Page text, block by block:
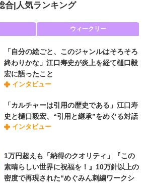
合 人気ランキング
ウィークリー
「自分の絵ごと、このジャンルはそろそろ
終わりかな」江口寿史が炎上を経て樋口毅
宏に語ったこと
インタビュー
「カルチャーは引用の歴史である」江口寿
史と樋口毅宏、“引用と継承”をめぐる対話
インタビュー
1万円超えも「納得のクオリティ」『この
素晴らしい世界に祝福を！』10万針以上の
密度で再現された“めぐみん刺繍ワークシ